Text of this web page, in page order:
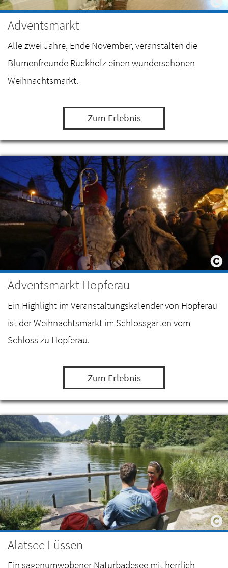
Adventsmarkt
Alle zwei Jahre, Ende November, veranstalten die
Blumenfreunde Rückholz einen wunderschönen
Weihnachtsmarkt.
Zum Erlebnis
Adventsmarkt Hopferau
Ein Highlight im Veranstaltungskalender von Hopferau
ist der Weihnachtsmarkt im Schlossgarten vom
Schloss zu Hopferau.
Zum Erlebnis
Alatsee Füssen
Ein sagenumwobener Naturbadesee mit herrlich